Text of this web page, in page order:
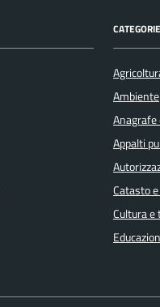
Ambiente
Appalti
Catasto
Cultura e